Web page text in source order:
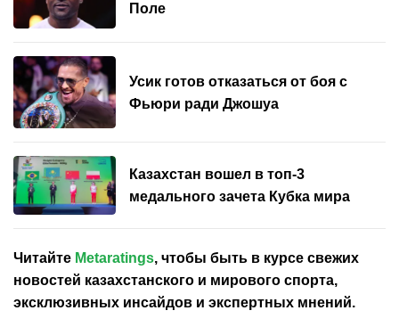
Поле
Усик готов отказаться от боя с
Фьюри ради Джошуа
Казахстан вошел в топ-3
медального зачета Кубка мира
Читайте Metaratings, чтобы быть в курсе свежих
новостей казахстанского и мирового спорта,
эксклюзивных инсайдов и экспертных мнений.